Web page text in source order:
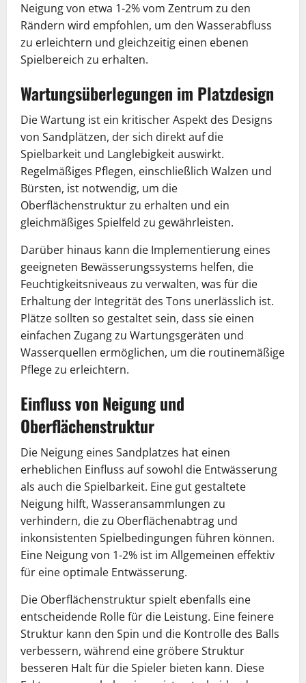
Neigung von etwa 1-2% vom Zentrum zu den
Rändern wird empfohlen, um den Wasserabfluss
zu erleichtern und gleichzeitig einen ebenen
Spielbereich zu erhalten.
Wartungsüberlegungen im Platzdesign
Die Wartung ist ein kritischer Aspekt des Designs
von Sandplätzen, der sich direkt auf die
Spielbarkeit und Langlebigkeit auswirkt.
Regelmäßiges Pflegen, einschließlich Walzen und
Bürsten, ist notwendig, um die
Oberflächenstruktur zu erhalten und ein
gleichmäßiges Spielfeld zu gewährleisten.
Darüber hinaus kann die Implementierung eines
geeigneten Bewässerungssystems helfen, die
Feuchtigkeitsniveaus zu verwalten, was für die
Erhaltung der Integrität des Tons unerlässlich ist.
Plätze sollten so gestaltet sein, dass sie einen
einfachen Zugang zu Wartungsgeräten und
Wasserquellen ermöglichen, um die routinemäßige
Pflege zu erleichtern.
Einfluss von Neigung und
Oberflächenstruktur
Die Neigung eines Sandplatzes hat einen
erheblichen Einfluss auf sowohl die Entwässerung
als auch die Spielbarkeit. Eine gut gestaltete
Neigung hilft, Wasseransammlungen zu
verhindern, die zu Oberflächenabtrag und
inkonsistenten Spielbedingungen führen können.
Eine Neigung von 1-2% ist im Allgemeinen effektiv
für eine optimale Entwässerung.
Die Oberflächenstruktur spielt ebenfalls eine
entscheidende Rolle für die Leistung. Eine feinere
Struktur kann den Spin und die Kontrolle des Balls
verbessern, während eine gröbere Struktur
besseren Halt für die Spieler bieten kann. Diese